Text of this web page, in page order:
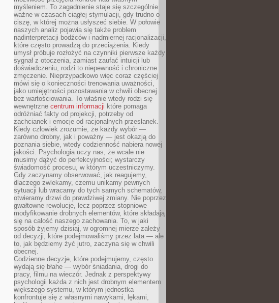
myśleniem. To zagadnienie staje się szczególnie
ważne w czasach ciągłej stymulacji, gdy trudno o
ciszę, w której można usłyszeć siebie. W połowie
naszych analiz pojawia się także problem
nadinterpretacji bodźców i nadmiernej racjonalizacji,
które często prowadzą do przeciążenia. Kiedy
umysł próbuje rozłożyć na czynniki pierwsze każdy
sygnał z otoczenia, zamiast zaufać intuicji lub
doświadczeniu, rodzi to niepewność i chroniczne
zmęczenie. Nieprzypadkowo więc coraz częściej
mówi się o konieczności trenowania uważności,
jako umiejętności pozostawania w chwili obecnej
bez wartościowania. To właśnie wtedy rodzi się
wewnętrzne centrum informacji które pomaga
odróżniać fakty od projekcji, potrzeby od
zachcianek i emocje od racjonalnych przesłanek.
Kiedy człowiek zrozumie, że każdy wybór —
zarówno drobny, jak i poważny — jest okazją do
poznania siebie, wtedy codzienność nabiera nowej
jakości. Psychologia uczy nas, że wcale nie
musimy dążyć do perfekcyjności; wystarczy
świadomość procesu, w którym uczestniczymy.
Gdy zaczynamy obserwować, jak reagujemy,
dlaczego zwlekamy, czemu unikamy pewnych
sytuacji lub wracamy do tych samych schematów,
otwieramy drzwi do prawdziwej zmiany. Nie poprzez
gwałtowne rewolucje, lecz poprzez stopniowe
modyfikowanie drobnych elementów, które składają
się na całość naszego zachowania. To, w jaki
sposób żyjemy dzisiaj, w ogromnej mierze zależy
od decyzji, które podejmowaliśmy przez lata — ale
to, jak będziemy żyć jutro, zaczyna się w chwili
obecnej.
Codzienne decyzje, które podejmujemy, często
wydają się błahe — wybór śniadania, drogi do
pracy, filmu na wieczór. Jednak z perspektywy
psychologii każda z nich jest drobnym elementem
większego systemu, w którym jednostka
konfrontuje się z własnymi nawykami, lękami,